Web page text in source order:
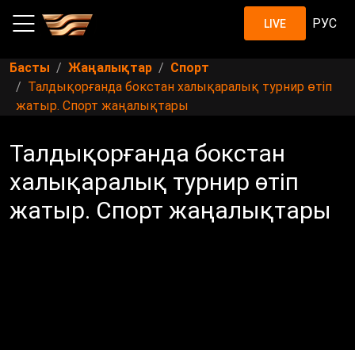
LIVE РУС
Басты Жаңалықтар
Спорт
Талдықорғанда бокстан халықаралық турнир өтіп
жатыр. Спорт жаңалықтары
Талдықорғанда бокстан
халықаралық турнир өтіп
жатыр. Спорт жаңалықтары